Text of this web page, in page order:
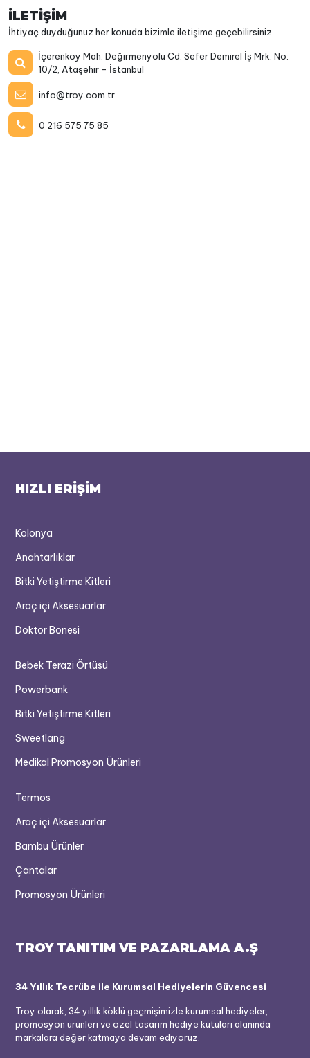
İLETİŞİM
İhtiyaç duyduğunuz her konuda bizimle iletişime geçebilirsiniz
İçerenköy Mah. Değirmenyolu Cd. Sefer Demirel İş Mrk. No:
10/2, Ataşehir - İstanbul
info@troy.com.tr
0 216 575 75 85
HIZLI ERİŞİM
Kolonya
Anahtarlıklar
Bitki Yetiştirme Kitleri
Araç içi Aksesuarlar
Doktor Bonesi
Bebek Terazi Örtüsü
Powerbank
Bitki Yetiştirme Kitleri
Sweetlang
Medikal Promosyon Ürünleri
Termos
Araç içi Aksesuarlar
Bambu Ürünler
Çantalar
Promosyon Ürünleri
TROY TANITIM VE PAZARLAMA A.Ş
34 Yıllık Tecrübe ile Kurumsal Hediyelerin Güvencesi
Troy olarak, 34 yıllık köklü geçmişimizle kurumsal hediyeler,
promosyon ürünleri ve özel tasarım hediye kutuları alanında
markalara değer katmaya devam ediyoruz.